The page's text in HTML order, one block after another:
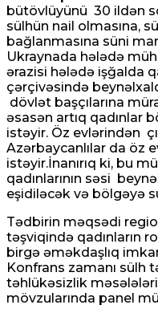
bütövlüyünü 30 ildən
sülhün nail olmasına,
bağlanmasına süni
Ukraynada hələdə
ərazisi hələdə işğalda
çərçivəsində
dövlət başçılarına
əsasən artıq qadınlar
istəyir. Öz evlərindən
Azərbaycanlılar da öz
istəyir.İnanırıq ki, bu
qadınlarının səsi
eşidiləcək və bölgəyə
Tədbirin məqsədi
təşviqində qadınların
birgə əməkdaşlıq
Konfrans zamanı sülh
təhlükəsizlik
mövzularında panel